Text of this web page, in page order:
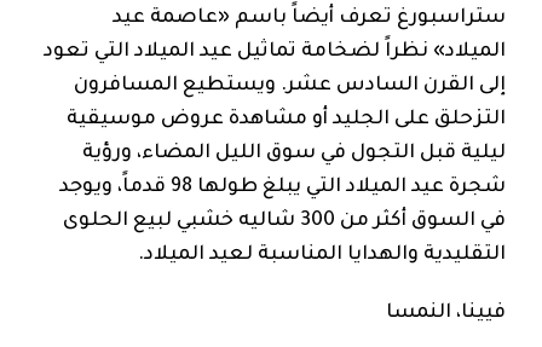
ستراسبورغ تعرف أيضاً باسم «عاصمة عيد
الميلاد» نظراً لضخامة تماثيل عيد الميلاد التي تعود
إلى القرن السادس عشر. ويستطيع المسافرون
التزحلق على الجليد أو مشاهدة عروض موسيقية
ليلية قبل التجول في سوق الليل المضاء، ورؤية
شجرة عيد الميلاد التي يبلغ طولها 98 قدماً، ويوجد
في السوق أكثر من 300 شاليه خشبي لبيع الحلوى
التقليدية والهدايا المناسبة لعيد الميلاد.
فيينا، النمسا